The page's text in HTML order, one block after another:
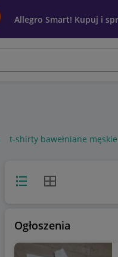
Allegro Smart! Kupuj i
t-shirty bawełniane męskie
Widok listyWidok siatki
Ogłoszenia